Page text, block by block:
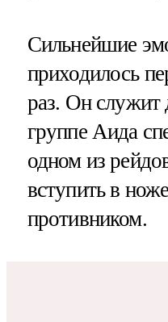
Сильнейшие
приходилось
раз. Он служит
группе Аида
одном из
вступить в
противником.